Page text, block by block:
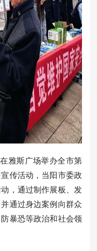
雅斯广场举办全市第
传活动，当阳市委政
，通过制作展板、发
通过身边案例向群众
暴恐等政治和社会领